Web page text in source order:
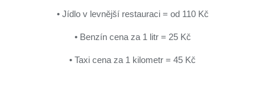
• Jídlo v levnější restauraci = od 110 Kč
• Benzín cena za 1 litr = 25 Kč
• Taxi cena za 1 kilometr = 45 Kč